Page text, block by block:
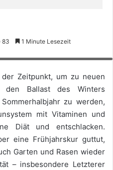
83 1 Minute Lesezeit
– beste Voraussetzungen für
Zeitpunkt, um zu neuen
den Ballast des Winters
zu werden,
mit Vitaminen und
Diät und entschlacken.
eine Frühjahrskur guttut,
Garten und Rasen wieder
– insbesondere Letzterer